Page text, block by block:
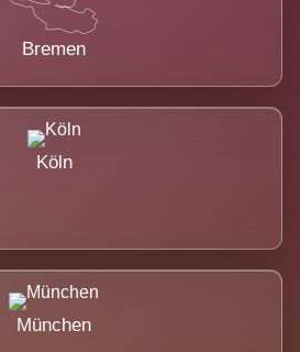
Bremen
Köln
München